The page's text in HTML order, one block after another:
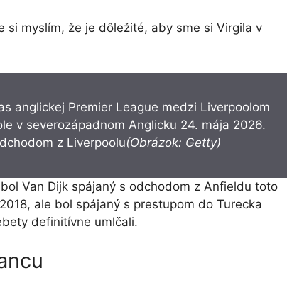
si myslím, že je dôležité, aby sme si Virgila v
z Liverpoolu(Obrázok: Getty)
Van Dijk spájaný s odchodom z Anfieldu toto
ale bol spájaný s prestupom do Turecka
definitívne umlčali.